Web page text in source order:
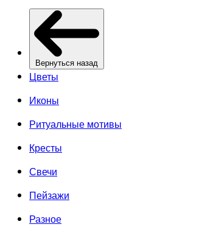
Вернуться назад
Цветы
Иконы
Ритуальные мотивы
Кресты
Свечи
Пейзажи
Разное